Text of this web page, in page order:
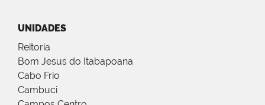
UNIDADES
Reitoria
Bom Jesus do Itabapoana
Cabo Frio
Cambuci